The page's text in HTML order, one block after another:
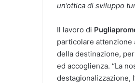
un’ottica di sviluppo
Il lavoro di
particolare attenzione
della destinazione,
ed accoglienza. “La
destagionalizzazione,